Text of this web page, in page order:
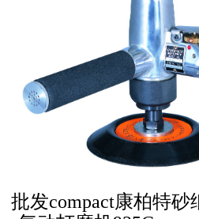
批发compact康柏特砂